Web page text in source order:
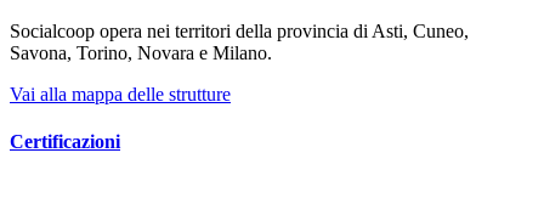
Socialcoop opera nei territori della provincia di Asti, Cuneo,
Savona, Torino, Novara e Milano.
Vai alla mappa delle strutture
Certificazioni